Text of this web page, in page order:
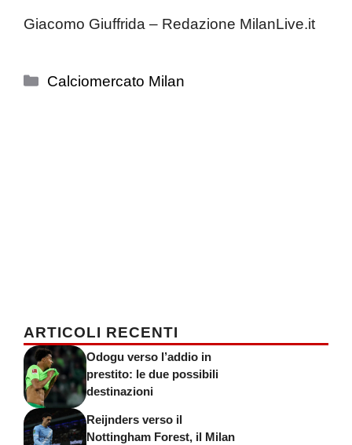
Giacomo Giuffrida – Redazione MilanLive.it
Categorie
Calciomercato Milan
ARTICOLI RECENTI
Odogu verso l’addio in
prestito: le due possibili
destinazioni
Reijnders verso il
Nottingham Forest, il Milan